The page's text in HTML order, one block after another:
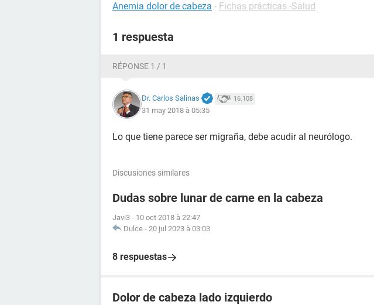
Anemia dolor de cabeza - Fichas prácticas -Salud
1 respuesta
RÉPONSE 1 / 1
Dr. Carlos Salinas 16.108
31 may 2018 à 05:35
Lo que tiene parece ser migraña, debe acudir al neurólogo.
Discusiones similares
Dudas sobre lunar de carne en la cabeza
Javi3 - 10 oct 2018 à 22:47
Dulce - 20 jul 2023 à 03:03
8 respuestas
Dolor de cabeza lado izquierdo